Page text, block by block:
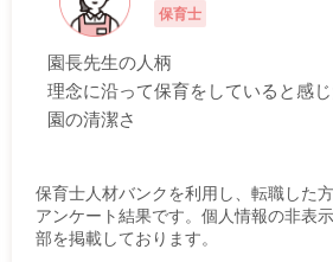
保育士
園長先生の人柄
理念に沿って保育をしていると感
園の清潔さ
保育士人材バンクを利用し、転職した
アンケート結果です。個人情報の非表
部を掲載しております。